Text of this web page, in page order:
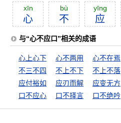
xīn
心
bù
不
yīng
应
与“心不应口”相关的成语
心上心下 心不两用 心不在焉
不三不四
不上不下 不上不落
应付裕如
应刃而解 应变无方
口不应心
口不择言 口不绝吟